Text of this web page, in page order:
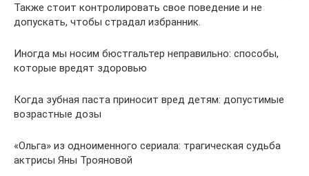
Также стоит контролировать свое поведение и не
допускать, чтобы страдал избранник.
Иногда мы носим бюстгальтер неправильно: способы,
которые вредят здоровью
Когда зубная паста приносит вред детям: допустимые
возрастные дозы
«Ольга» из одноименного сериала: трагическая судьба
актрисы Яны Трояновой